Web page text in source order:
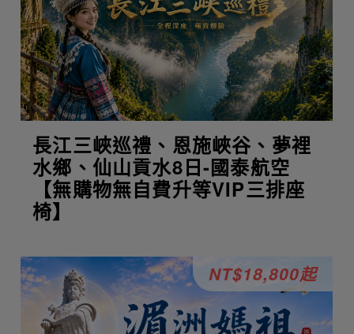
長江三峽巡禮、恩施峽谷、夢裡
水鄉、仙山貢水8日-國泰航空
【無購物無自費升等VIP三排座
椅】
NT$18,800起